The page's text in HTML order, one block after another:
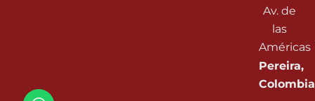
Av. de
las
Américas
Pereira,
Colombia